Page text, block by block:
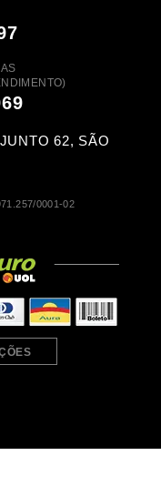
62, SÃO
0001-02